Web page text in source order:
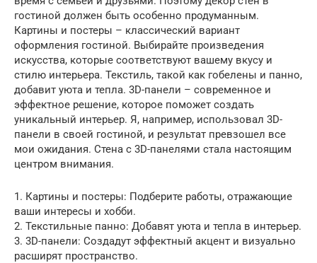
гостиной должен быть особенно продуманным.
Картины и постеры – классический вариант
оформления гостиной. Выбирайте произведения
искусства, которые соответствуют вашему вкусу и
стилю интерьера. Текстиль, такой как гобелены и панно,
добавит уюта и тепла. 3D-панели – современное и
эффектное решение, которое поможет создать
уникальный интерьер. Я, например, использовал 3D-
панели в своей гостиной, и результат превзошел все
мои ожидания. Стена с 3D-панелями стала настоящим
центром внимания.
1. Картины и постеры: Подберите работы, отражающие
ваши интересы и хобби.
2. Текстильные панно: Добавят уюта и тепла в интерьер.
3. 3D-панели: Создадут эффектный акцент и визуально
расширят пространство.